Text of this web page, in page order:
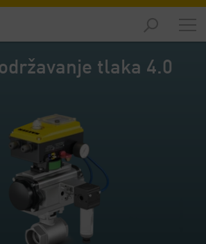
tlaka 4.0